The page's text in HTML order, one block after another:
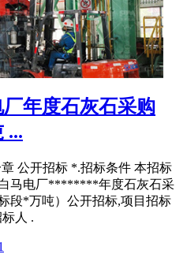
年度石灰石采购
...
公开招标 *.招标条件 本招标
马电厂********年度石灰石采
段*万吨）公开招标,项目招标
人 .